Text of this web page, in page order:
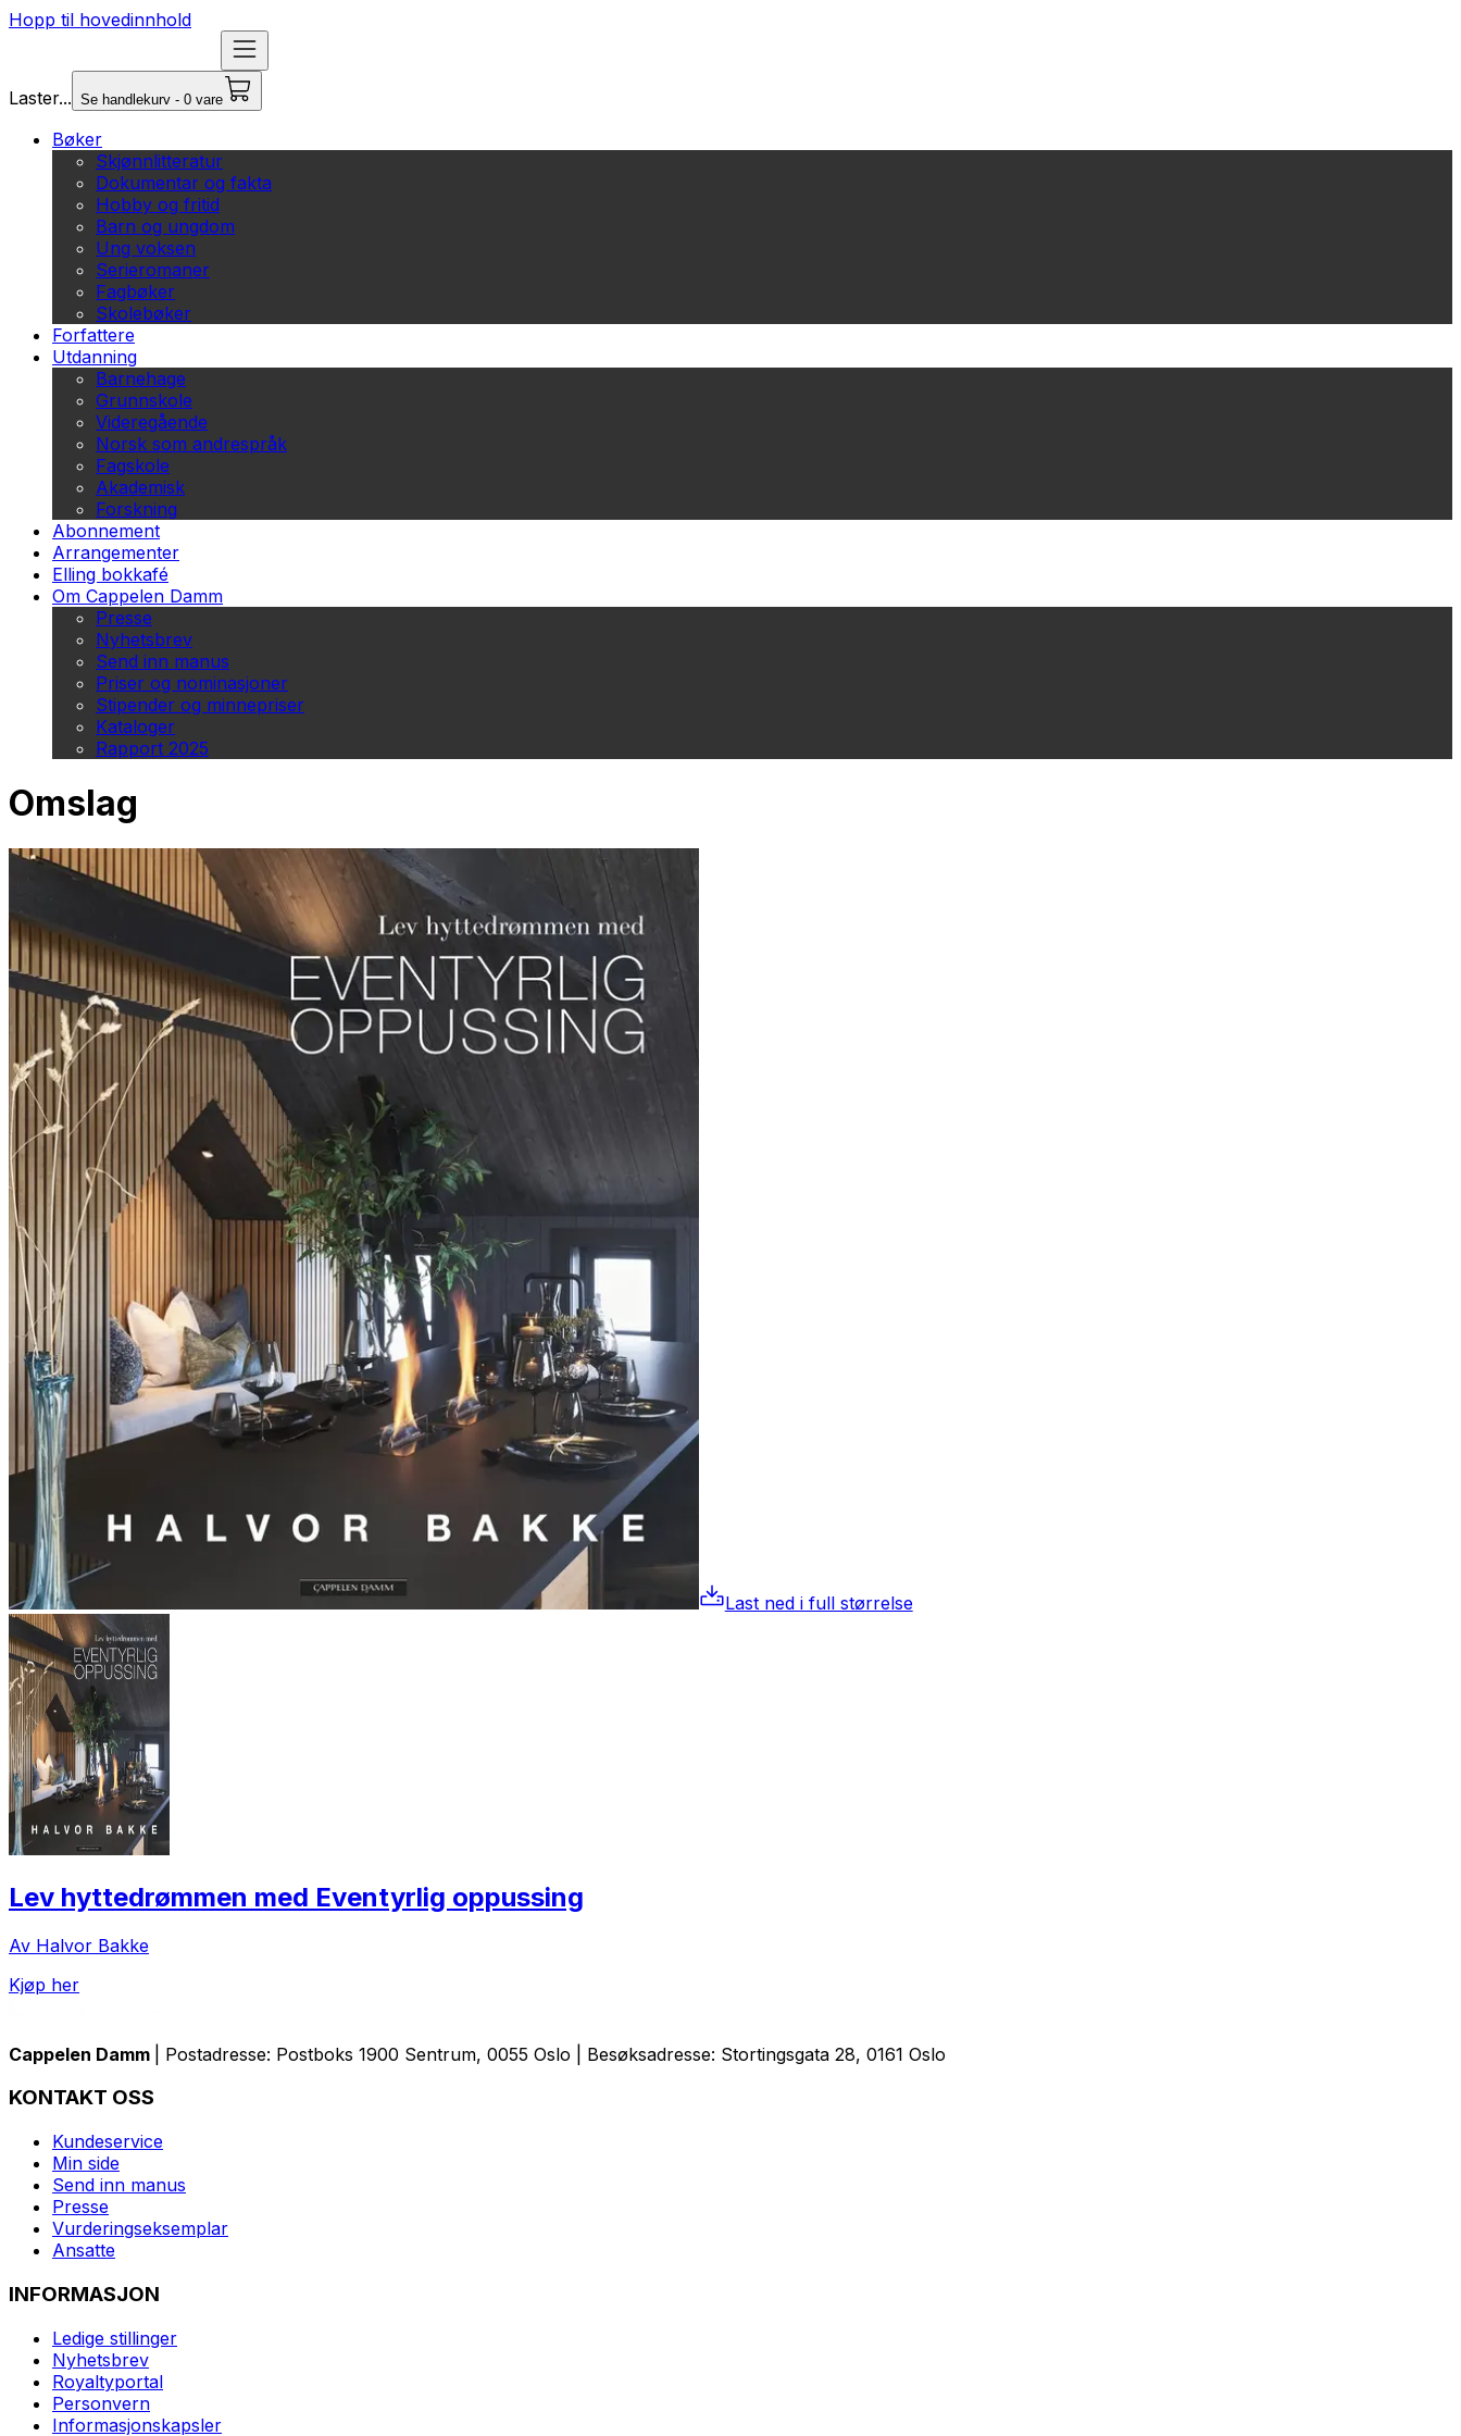
Hopp til hovedinnhold
Laster... Se handlekurv - 0 vare
Bøker
Skjønnlitteratur
Dokumentar og fakta
Hobby og fritid
Barn og ungdom
Ung voksen
Serieromaner
Fagbøker
Skolebøker
Forfattere
Utdanning
Barnehage
Grunnskole
Videregående
Norsk som andrespråk
Fagskole
Akademisk
Forskning
Abonnement
Arrangementer
Elling bokkafé
Om Cappelen Damm
Presse
Nyhetsbrev
Send inn manus
Priser og nominasjoner
Stipender og minnepriser
Kataloger
Rapport 2025
Omslag
Last ned i full størrelse
Lev hyttedrømmen med Eventyrlig oppussing
Av Halvor Bakke
Kjøp her
Cappelen Damm | Postadresse: Postboks 1900 Sentrum, 0055 Oslo | Besøksadresse: Stortingsgata 28, 0161 Oslo
KONTAKT OSS
Kundeservice
Min side
Send inn manus
Presse
Vurderingseksemplar
Ansatte
INFORMASJON
Ledige stillinger
Nyhetsbrev
Royaltyportal
Personvern
Informasjonskapsler